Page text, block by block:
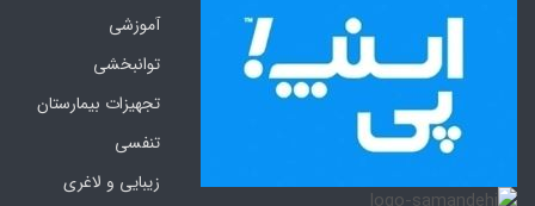
آموزشی
توانبخشی
تجهیزات بیمارستان
تنفسی
زیبایی و لاغری